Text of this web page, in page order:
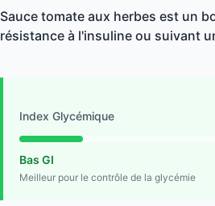
Sauce tomate aux herbes est un
résistance à l'insuline ou suivant
Index Glycémique
Bas GI
Meilleur pour le contrôle de la glycémie